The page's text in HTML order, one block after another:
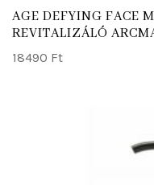
AGE DEFYING FACE
REVITALIZÁLÓ
18490 Ft